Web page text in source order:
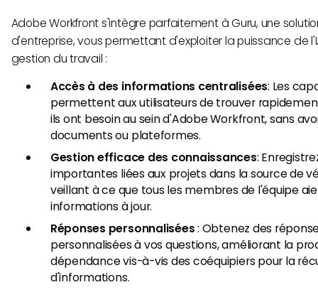
Adobe Workfront s'intègre parfaitement à Guru, une
d'entreprise, vous permettant d'exploiter la puissance de
gestion du travail :
Accès à des informations centralisées: Les
permettent aux utilisateurs de trouver
ils ont besoin au sein d'Adobe Workfront, sans
documents ou plateformes.
Gestion efficace des connaissances:
importantes liées aux projets dans la source de
veillant à ce que tous les membres de l'équipe
informations à jour.
Réponses personnalisées: Obtenez des
personnalisées à vos questions, améliorant la
dépendance vis-à-vis des coéquipiers pour la
d'informations.